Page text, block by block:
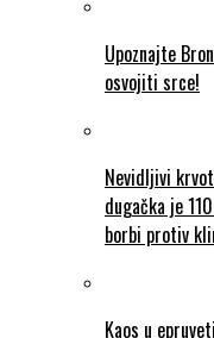
Upoznajte
osvojiti srce!
Nevidljivi
dugačka je
borbi protiv
Kaos u